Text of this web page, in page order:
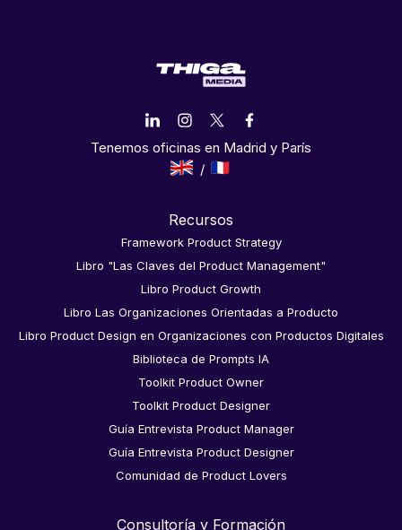
Tenemos oficinas en Madrid y París
Recursos
Framework Product Strategy
Libro "Las Claves del Product Management"
Libro Product Growth
Libro Las Organizaciones Orientadas a Producto
Libro Product Design en Organizaciones con Productos Digitales
Biblioteca de Prompts IA
Toolkit Product Owner
Toolkit Product Designer
Guía Entrevista Product Manager
Guía Entrevista Product Designer
Comunidad de Product Lovers
Consultoría y Formación